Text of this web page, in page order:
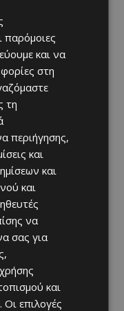
και
παρόμοιες
και να
στη
τη
περιήγησης,
και
και
και
να
σας για
και
Οι επιλογές